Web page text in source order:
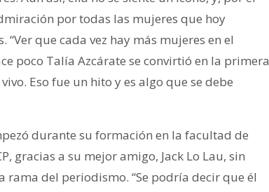
por todas las mujeres que hoy
que cada vez hay más mujeres en el
poco Talía Azcárate se convirtió en la primera
Eso fue un hito y es algo que se debe
durante su formación en la facultad de
gracias a su mejor amigo, Jack Lo Lau, sin
rama del periodismo. “Se podría decir que él